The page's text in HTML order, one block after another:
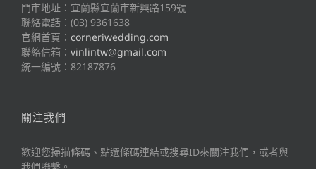
門市地址：宜蘭縣宜蘭市新興路159號
聯絡電話：(03) 9361638
官網首頁： corneriwedding.com
聯絡信箱： vinlintw@gmail.com
統一編號：82187876
關注我們
歡迎您掃描條碼、點選條碼連結或搜尋ID來關注我們，或者與